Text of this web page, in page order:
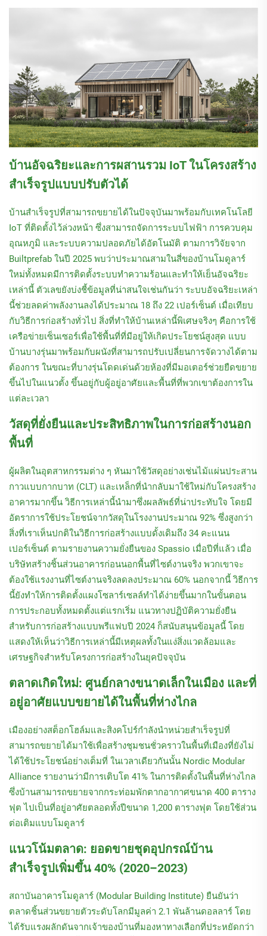
บ้านอัจฉริยะและการผสานรวม IoT ในโครงสร้าง
สำเร็จรูปแบบปรับตัวได้
บ้านสำเร็จรูปที่สามารถขยายได้ในปัจจุบันมาพร้อมกับเทคโนโลยี
IoT ที่ติดตั้งไว้ล่วงหน้า ซึ่งสามารถจัดการระบบไฟฟ้า การควบคุม
อุณหภูมิ และระบบความปลอดภัยได้อัตโนมัติ ตามการวิจัยจาก
Builtprefab ในปี 2025 พบว่าประมาณสามในสี่ของบ้านโมดูลาร์
ใหม่ทั้งหมดมีการติดตั้งระบบทำความร้อนและทำให้เย็นอัจฉริยะ
เหล่านี้ ตัวเลขยังบ่งชี้ข้อมูลที่น่าสนใจเช่นกันว่า ระบบอัจฉริยะเหล่า
นี้ช่วยลดค่าพลังงานลงได้ประมาณ 18 ถึง 22 เปอร์เซ็นต์ เมื่อเทียบ
กับวิธีการก่อสร้างทั่วไป สิ่งที่ทำให้บ้านเหล่านี้พิเศษจริงๆ คือการใช้
เครือข่ายเซ็นเซอร์เพื่อใช้พื้นที่ที่มีอยู่ให้เกิดประโยชน์สูงสุด แบบ
บ้านบางรุ่นมาพร้อมกับผนังที่สามารถปรับเปลี่ยนการจัดวางได้ตาม
ต้องการ ในขณะที่บางรุ่นโดดเด่นด้วยห้องที่มีมอเตอร์ช่วยยืดขยาย
ขึ้นไปในแนวตั้ง ขึ้นอยู่กับผู้อยู่อาศัยและพื้นที่ที่พวกเขาต้องการใน
แต่ละเวลา
วัสดุที่ยั่งยืนและประสิทธิภาพในการก่อสร้างนอก
พื้นที่
ผู้ผลิตในอุตสาหกรรมต่าง ๆ หันมาใช้วัสดุอย่างเช่นไม้แผ่นประสาน
กาวแบบกากบาท (CLT) และเหล็กที่นำกลับมาใช้ใหม่กับโครงสร้าง
อาคารมากขึ้น วิธีการเหล่านี้นำมาซึ่งผลลัพธ์ที่น่าประทับใจ โดยมี
อัตราการใช้ประโยชน์จากวัสดุในโรงงานประมาณ 92% ซึ่งสูงกว่า
สิ่งที่เราเห็นปกติในวิธีการก่อสร้างแบบดั้งเดิมถึง 34 คะแนน
เปอร์เซ็นต์ ตามรายงานความยั่งยืนของ Spassio เมื่อปีที่แล้ว เมื่อ
บริษัทสร้างชิ้นส่วนอาคารก่อนนอกพื้นที่ไซต์งานจริง พวกเขาจะ
ต้องใช้แรงงานที่ไซต์งานจริงลดลงประมาณ 60% นอกจากนี้ วิธีการ
นี้ยังทำให้การติดตั้งแผงโซลาร์เซลล์ทำได้ง่ายขึ้นมากในขั้นตอน
การประกอบทั้งหมดตั้งแต่แรกเริ่ม แนวทางปฏิบัติความยั่งยืน
สำหรับการก่อสร้างแบบพรีแฟบปี 2024 ก็สนับสนุนข้อมูลนี้ โดย
แสดงให้เห็นว่าวิธีการเหล่านี้มีเหตุผลทั้งในแง่สิ่งแวดล้อมและ
เศรษฐกิจสำหรับโครงการก่อสร้างในยุคปัจจุบัน
ตลาดเกิดใหม่: ศูนย์กลางขนาดเล็กในเมือง และที่
อยู่อาศัยแบบขยายได้ในพื้นที่ห่างไกล
เมืองอย่างสต็อกโฮล์มและสิงคโปร์กำลังนำหน่วยสำเร็จรูปที่
สามารถขยายได้มาใช้เพื่อสร้างชุมชนชั่วคราวในพื้นที่เมืองที่ยังไม่
ได้ใช้ประโยชน์อย่างเต็มที่ ในเวลาเดียวกันนั้น Nordic Modular
Alliance รายงานว่ามีการเติบโต 41% ในการติดตั้งในพื้นที่ห่างไกล
ซึ่งบ้านสามารถขยายจากกระท่อมพักตากอากาศขนาด 400 ตาราง
ฟุต ไปเป็นที่อยู่อาศัยตลอดทั้งปีขนาด 1,200 ตารางฟุต โดยใช้ส่วน
ต่อเติมแบบโมดูลาร์
แนวโน้มตลาด: ยอดขายชุดอุปกรณ์บ้าน
สำเร็จรูปเพิ่มขึ้น 40% (2020–2023)
สถาบันอาคารโมดูลาร์ (Modular Building Institute) ยืนยันว่า
ตลาดชิ้นส่วนขยายตัวระดับโลกมีมูลค่า 2.1 พันล้านดอลลาร์ โดย
ได้รับแรงผลักดันจากเจ้าของบ้านที่มองหาทางเลือกที่ประหยัดกว่า